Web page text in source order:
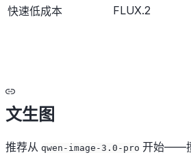
快速低成本 FLUX.2
文生图
推荐从 qwen-image-3.0-pro 开始——